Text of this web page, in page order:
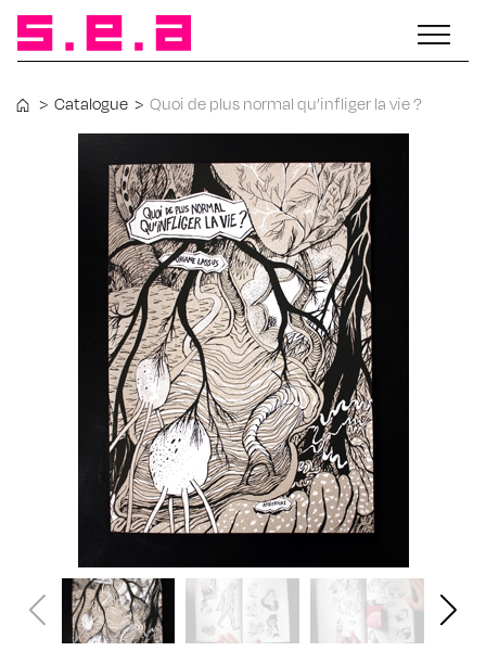
> Catalogue > Quoi de plus normal qu’infliger la vie ?